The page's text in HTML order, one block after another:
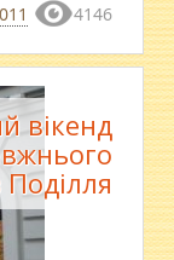
4146
вікенд